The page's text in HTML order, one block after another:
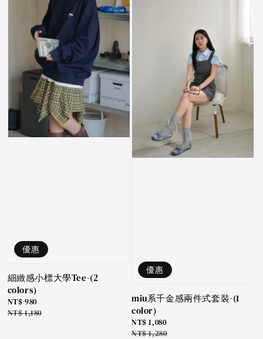
優惠
細緻感小標大學Tee-(2
colors)
Sale
price
NT$ 980
Regular
NT$ 1,180
優惠
miu系千金感兩件式套裝-(1
color)
Sale
price
NT$ 1,080
Regular
NT$ 1,280